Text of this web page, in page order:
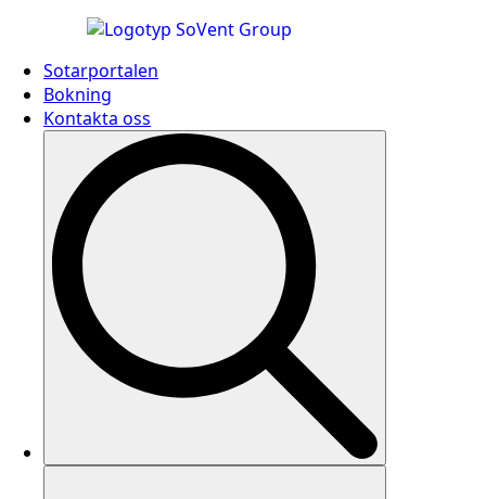
Sotarportalen
Bokning
Kontakta oss
Search